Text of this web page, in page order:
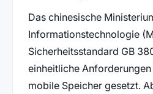
Das chinesische
Informationstechnologie
Sicherheitsstandard GB
einheitliche
mobile Speicher gesetzt.